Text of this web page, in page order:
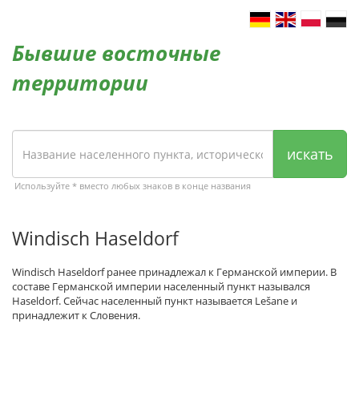
Бывшие восточные
территории
искать
Используйте * вместо любых знаков в конце названия
Windisch Haseldorf
Windisch Haseldorf ранее принадлежал к Германской империи. В
составе Германской империи населенный пункт назывался
Haseldorf. Сейчас населенный пункт называется Lešane и
принадлежит к Словения.